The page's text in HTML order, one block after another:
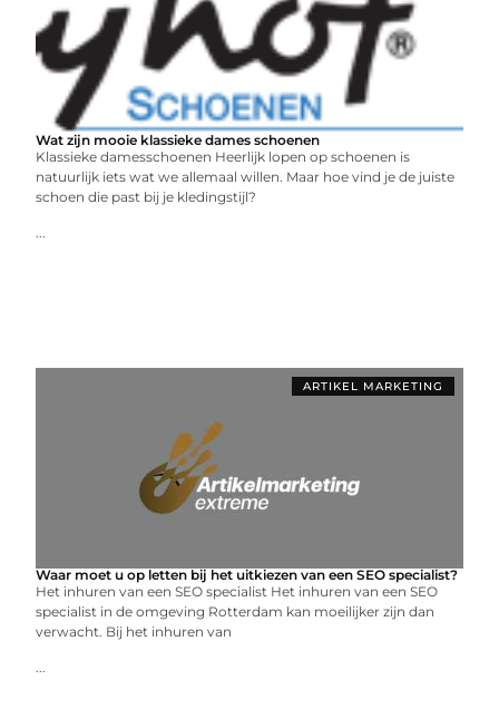
Wat zijn mooie klassieke dames schoenen
Klassieke damesschoenen Heerlijk lopen op schoenen is
natuurlijk iets wat we allemaal willen. Maar hoe vind je de juiste
schoen die past bij je kledingstijl?
...
ARTIKEL MARKETING
Waar moet u op letten bij het uitkiezen van een SEO specialist?
Het inhuren van een SEO specialist Het inhuren van een SEO
specialist in de omgeving Rotterdam kan moeilijker zijn dan
verwacht. Bij het inhuren van
...